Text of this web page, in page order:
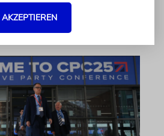
Lewandowski
AKZEPTIEREN